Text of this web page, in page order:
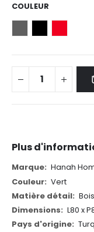
COULEUR
Plus
Plus
d'informations
Hanah
Vert
L80 x